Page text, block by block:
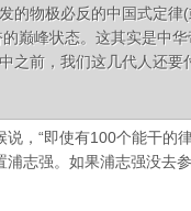
的物极必反的中国式定
巅峰状态。这其实是中
之前，我们这几代人还
，“即使有100个能干的
志强。如果浦志强没去